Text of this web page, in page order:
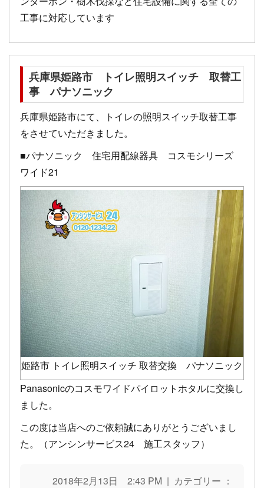
工事に対応しています
兵庫県姫路市 トイレ照明スイッチ 取替工
事 パナソニック
兵庫県姫路市にて、トイレの照明スイッチ取替工事
をさせていただきました。
■パナソニック 住宅用配線器具 コスモシリーズ
ワイド21
姫路市 トイレ照明スイッチ 取替交換 パナソニック
Panasonicのコスモワイドパイロットホタルに交換し
ました。
この度は当店へのご依頼誠にありがとうございまし
た。（アンシンサービス24 施工スタッフ）
2018年2月13日 2:43 PM | カテゴリー ：